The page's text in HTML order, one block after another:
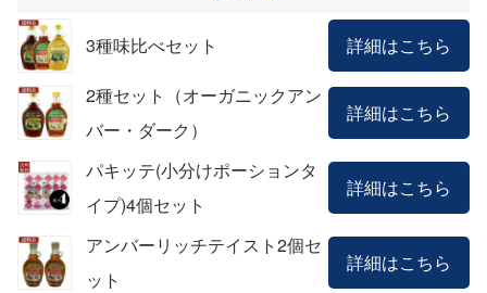
3種味比べセット
詳細はこちら
2種セット（オーガニックアン
バー・ダーク）
詳細はこちら
パキッテ(小分けポーションタ
イプ)4個セット
詳細はこちら
アンバーリッチテイスト2個セ
ット
詳細はこちら